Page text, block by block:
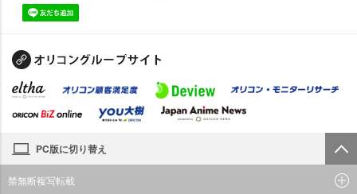
PC版に切り替え
禁無断複写転載